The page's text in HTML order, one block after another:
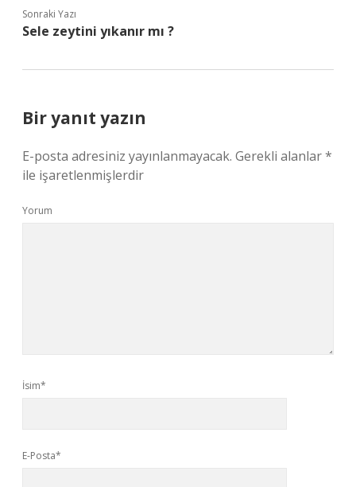
Sonraki Yazı
Sele zeytini yıkanır mı ?
Bir yanıt yazın
E-posta adresiniz yayınlanmayacak. Gerekli alanlar*
ile işaretlenmişlerdir
Yorum
İsim*
E-Posta*